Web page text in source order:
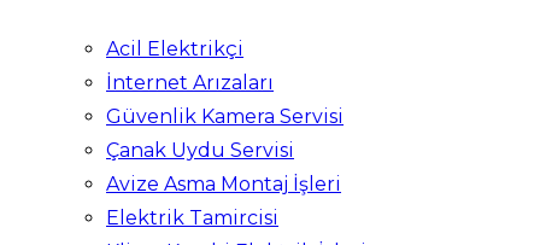
Acil Elektrikçi
İnternet Arızaları
Güvenlik Kamera Servisi
Çanak Uydu Servisi
Avize Asma Montaj İşleri
Elektrik Tamircisi